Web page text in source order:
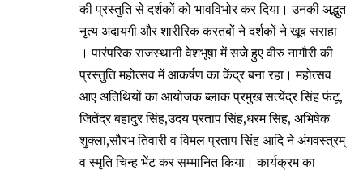
की प्रस्तुति से दर्शकों को भावविभोर कर दिया। उनकी अद्भुत
नृत्य अदायगी और शारीरिक करतबों ने दर्शकों ने खूब सराहा
। पारंपरिक राजस्थानी वेशभूषा में सजे हुए वीरु नागौरी की
प्रस्तुति महोत्सव में आकर्षण का केंद्र बना रहा। महोत्सव
आए अतिथियों का आयोजक ब्लाक प्रमुख सत्येंद्र सिंह फंटू,
जितेंद्र बहादुर सिंह,उदय प्रताप सिंह,धरम सिंह, अभिषेक
शुक्ला,सौरभ तिवारी व विमल प्रताप सिंह आदि ने अंगवस्त्रम्
व स्मृति चिन्ह भेंट कर सम्मानित किया। कार्यक्रम का